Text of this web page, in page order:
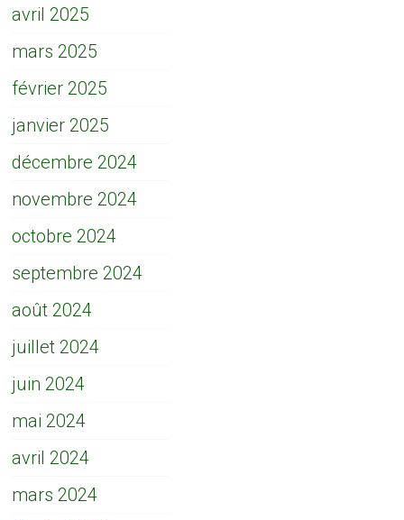
avril 2025
mars 2025
février 2025
janvier 2025
décembre 2024
novembre 2024
octobre 2024
septembre 2024
août 2024
juillet 2024
juin 2024
mai 2024
avril 2024
mars 2024